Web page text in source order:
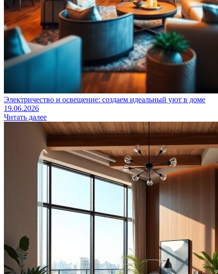
Электричество и освещение: создаем идеальный уют в доме
19.06.2026
Читать далее